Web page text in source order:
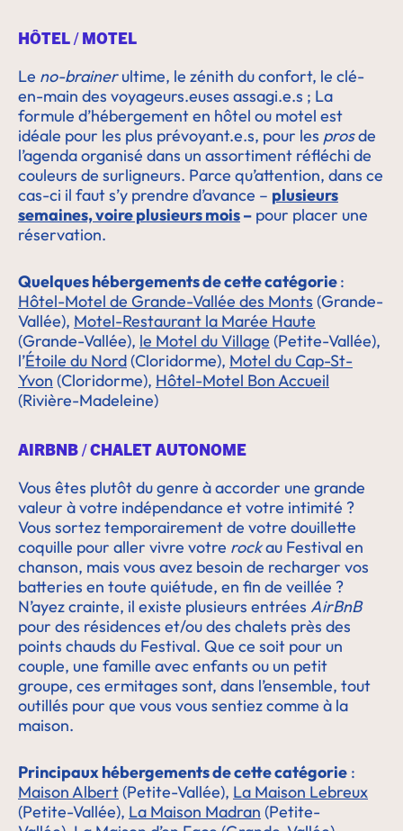
HÔTEL / MOTEL
Le no-brainerultime, le zénith du confort, le clé-
en-main des voyageurs.euses assagi.e.s ; La
formule d’hébergement en hôtel ou motel est
idéale pour les plus prévoyant.e.s, pour les prosde
l’agenda organisé dans un assortiment réfléchi de
couleurs de surligneurs. Parce qu’attention, dans ce
cas-ci il faut s’y prendre d’avance – plusieurs
semaines, voire plusieurs mois– pour placer une
réservation.
Quelques hébergements de cette catégorie:
Hôtel-Motel de Grande-Vallée des Monts (Grande-
Vallée), Motel-Restaurant la Marée Haute
(Grande-Vallée), le Motel du Village (Petite-Vallée),
l’Étoile du Nord(Cloridorme), Motel du Cap-St-
Yvon (Cloridorme), Hôtel-Motel Bon Accueil
(Rivière-Madeleine)
AIRBNB / CHALET AUTONOME
Vous êtes plutôt du genre à accorder une grande
valeur à votre indépendance et votre intimité ?
Vous sortez temporairement de votre douillette
coquille pour aller vivre votre rockau Festival en
chanson, mais vous avez besoin de recharger vos
batteries en toute quiétude, en fin de veillée ?
N’ayez crainte, il existe plusieurs entrées AirBnB
pour des résidences et/ou des chalets près des
points chauds du Festival. Que ce soit pour un
couple, une famille avec enfants ou un petit
groupe, ces ermitages sont, dans l’ensemble, tout
outillés pour que vous vous sentiez comme à la
maison.
Principaux hébergements de cette catégorie :
Maison Albert(Petite-Vallée), La Maison Lebreux
(Petite-Vallée), La Maison Madran (Petite-